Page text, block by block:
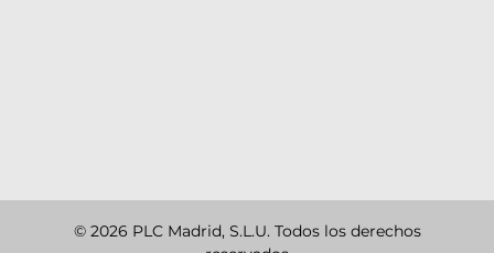
© 2026 PLC Madrid, S.L.U. Todos los derechos